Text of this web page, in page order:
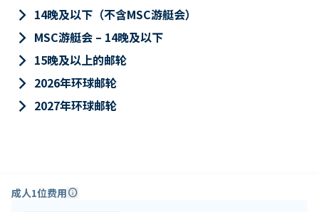
keyboard_arrow_right 14晚及以下（不含MSC游艇会）
keyboard_arrow_right MSC游艇会 – 14晚及以下
keyboard_arrow_right 15晚及以上的邮轮
keyboard_arrow_right 2026年环球邮轮
keyboard_arrow_right 2027年环球邮轮
成人1位费用info